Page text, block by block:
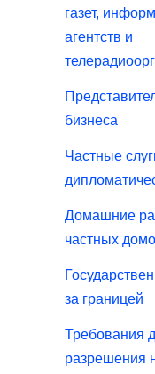
газет,
агентств и
бизнеса
Частные
Домашние
частных
за границей
Требования
разрешения